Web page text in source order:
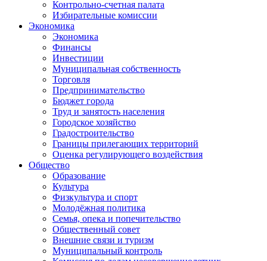
Контрольно-счетная палата
Избирательные комиссии
Экономика
Экономика
Финансы
Инвестиции
Муниципальная собственность
Торговля
Предпринимательство
Бюджет города
Труд и занятость населения
Городское хозяйство
Градостроительство
Границы прилегающих территорий
Оценка регулирующего воздействия
Общество
Образование
Культура
Физкультура и спорт
Молодёжная политика
Семья, опека и попечительство
Общественный совет
Внешние связи и туризм
Муниципальный контроль